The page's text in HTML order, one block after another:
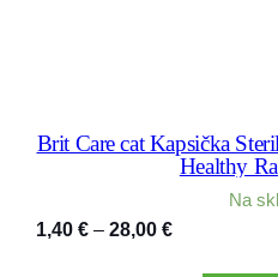
Brit Care cat Kapsička
Healthy
Na
1,40 € – 28,00 €Price